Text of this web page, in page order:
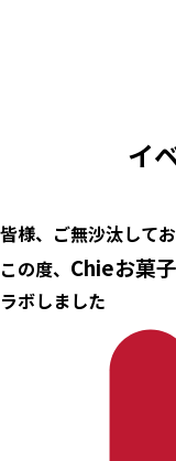
イ
皆様、ご無沙汰してお
この度、 Chieお菓
ラボしました